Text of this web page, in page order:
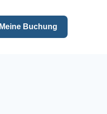
Meine Buchung